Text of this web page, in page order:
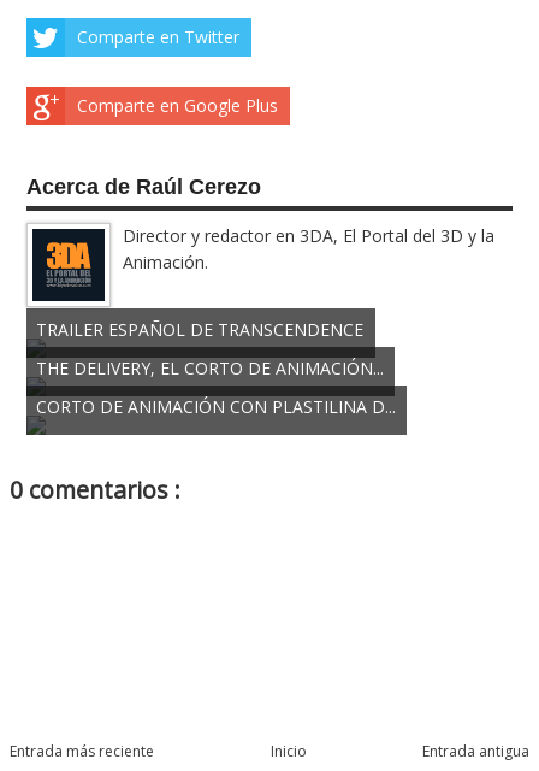
Comparte en Twitter
Comparte en Google Plus
Acerca de Raúl Cerezo
Director y redactor en 3DA, El Portal del 3D y la
Animación.
TRAILER ESPAÑOL DE TRANSCENDENCE
THE DELIVERY, EL CORTO DE ANIMACIÓN...
CORTO DE ANIMACIÓN CON PLASTILINA D...
0 comentarios :
Entrada más reciente Entrada antigua
Inicio